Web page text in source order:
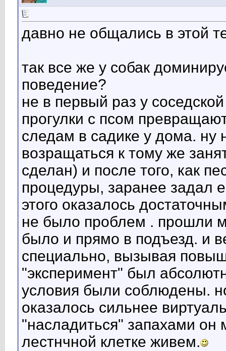
давно не общались в этой
так все же у собак
поведение?
не в первый раз у
прогулки с псом
следам в садике у дома. ну
возращаться к тому же
сделан) и после того, как
процедуры, заранее задал
этого оказалось
не было проблем . прошли
было и прямо в подъезд. и
специально, вызывая
"эксперимент" был
условия были соблюдены.
оказалось сильнее
"насладиться" запахами он
лестнчной клетке живем.